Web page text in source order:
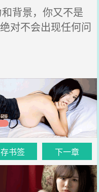
背景，你又不是
对不会出现任何问
存书签 下一章